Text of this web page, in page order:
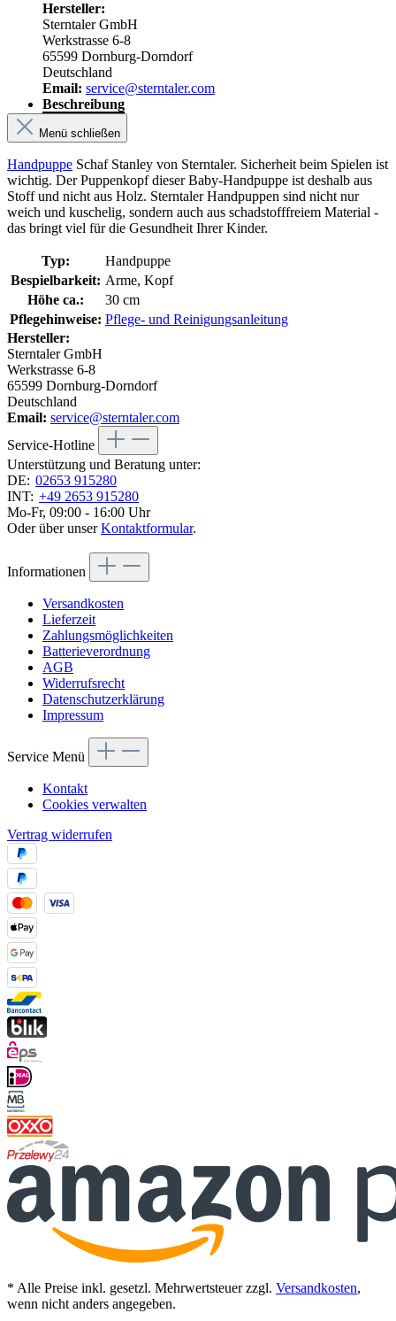
Hersteller:
Sterntaler GmbH
Werkstrasse 6-8
65599 Dornburg-Dorndorf
Deutschland
Email: service@sterntaler.com
Beschreibung
Menü schließen
Handpuppe Schaf Stanley von Sterntaler. Sicherheit beim Spielen ist
wichtig. Der Puppenkopf dieser Baby-Handpuppe ist deshalb aus
Stoff und nicht aus Holz. Sterntaler Handpuppen sind nicht nur
weich und kuschelig, sondern auch aus schadstofffreiem Material -
das bringt viel für die Gesundheit Ihrer Kinder.
Typ:
Handpuppe
Bespielbarkeit: Arme, Kopf
Höhe ca.:
30 cm
Pflegehinweise: Pflege- und Reinigungsanleitung
Hersteller:
Sterntaler GmbH
Werkstrasse 6-8
65599 Dornburg-Dorndorf
Deutschland
Email: service@sterntaler.com
Service-Hotline
Unterstützung und Beratung unter:
DE: 02653 915280
INT: +49 2653 915280
Mo-Fr, 09:00 - 16:00 Uhr
Oder über unserKontaktformular.
Informationen
Versandkosten
Lieferzeit
Zahlungsmöglichkeiten
Batterieverordnung
AGB
Widerrufsrecht
Datenschutzerklärung
Impressum
Service Menü
Kontakt
Cookies verwalten
Vertrag widerrufen
* Alle Preise inkl. gesetzl. Mehrwertsteuer zzgl. Versandkosten,
wenn nicht anders angegeben.